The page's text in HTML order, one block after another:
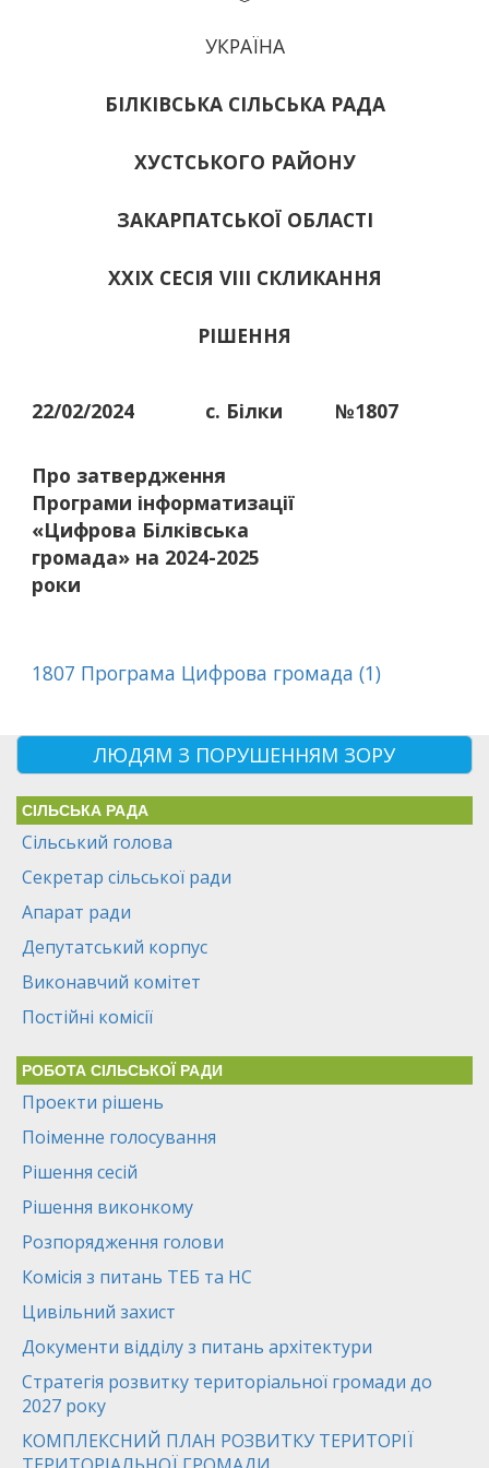
УКРАЇНА
БІЛКІВСЬКА СІЛЬСЬКА РАДА
ХУСТСЬКОГО РАЙОНУ
ЗАКАРПАТСЬКОЇ ОБЛАСТІ
ХХІХ СЕСІЯ VIII СКЛИКАННЯ
РІШЕННЯ
22/02/2024 с. Білки №1807
Про затвердження
Програми інформатизації
«Цифрова Білківська
громада» на 2024-2025
роки
1807 Програма Цифрова громада (1)
ЛЮДЯМ З ПОРУШЕННЯМ ЗОРУ
СІЛЬСЬКА РАДА
Сільський голова
Секретар сільської ради
Апарат ради
Депутатський корпус
Виконавчий комітет
Постійні комісії
РОБОТА СІЛЬСЬКОЇ РАДИ
Проекти рішень
Поіменне голосування
Рішення сесій
Рішення виконкому
Розпорядження голови
Комісія з питань ТЕБ та НС
Цивільний захист
Документи відділу з питань архітектури
Стратегія розвитку територіальної громади до
2027 року
КОМПЛЕКСНИЙ ПЛАН РОЗВИТКУ ТЕРИТОРІЇ